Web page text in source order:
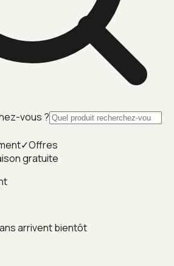
vous ?
✓Offres
gratuite
arrivent bientôt